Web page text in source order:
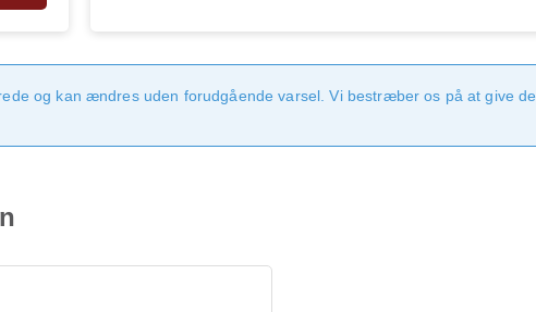
og kan ændres uden forudgående varsel. Vi bestræber os på at give de